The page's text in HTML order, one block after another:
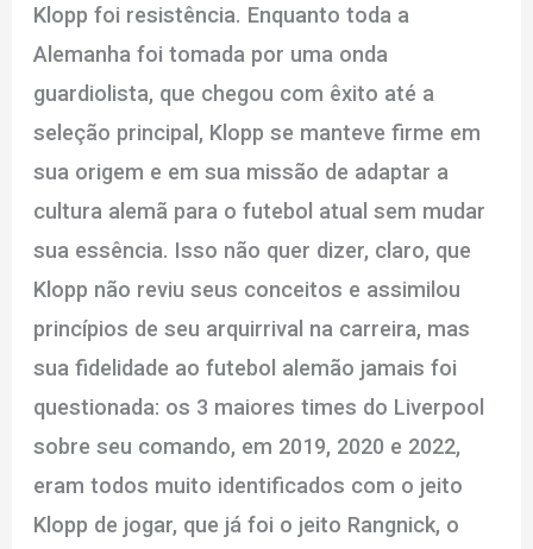
Klopp foi resistência. Enquanto toda a
Alemanha foi tomada por uma onda
guardiolista, que chegou com êxito até a
seleção principal, Klopp se manteve firme em
sua origem e em sua missão de adaptar a
cultura alemã para o futebol atual sem mudar
sua essência. Isso não quer dizer, claro, que
Klopp não reviu seus conceitos e assimilou
princípios de seu arquirrival na carreira, mas
sua fidelidade ao futebol alemão jamais foi
questionada: os 3 maiores times do Liverpool
sobre seu comando, em 2019, 2020 e 2022,
eram todos muito identificados com o jeito
Klopp de jogar, que já foi o jeito Rangnick, o